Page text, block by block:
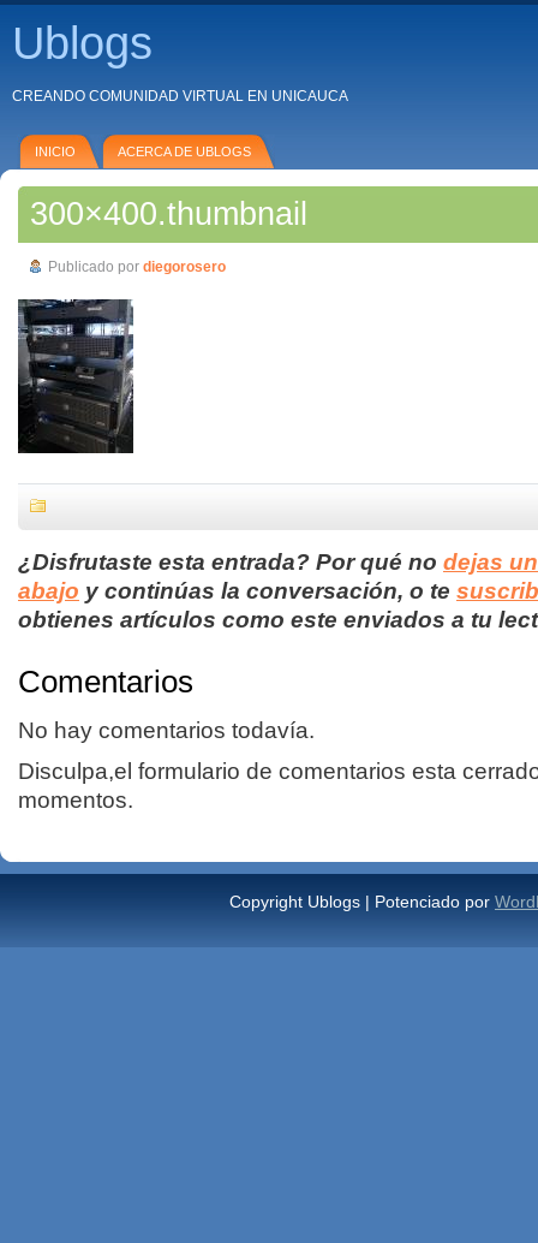
Ublogs
CREANDO COMUNIDAD VIRTUAL EN UNICAUCA
INICIO ACERCA DE UBLOGS
300×400.thumbnail
Publicado por diegorosero
¿Disfrutaste esta entrada? Por qué no dejas
abajo y continúas la conversación, o te
obtienes artículos como este enviados a tu
Comentarios
No hay comentarios todavía.
Disculpa,el formulario de comentarios esta
momentos.
Copyright Ublogs | Potenciado por